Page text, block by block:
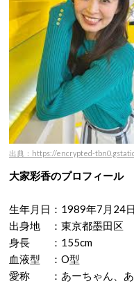
出典：https://encrypted-
大家彩香のプロフィール
生年月日： 1989年7月24日
出身地 ：東京都墨田区
身長 ：155cm
血液型 ：O型
愛称 ： あーちゃん、